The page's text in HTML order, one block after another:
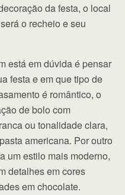
da festa, o local
o recheio e seu
está em dúvida é pensar
festa e em que tipo de
é romântico, o
de bolo com
ou tonalidade clara,
americana. Por outro
um estilo mais moderno,
detalhes em cores
em chocolate.